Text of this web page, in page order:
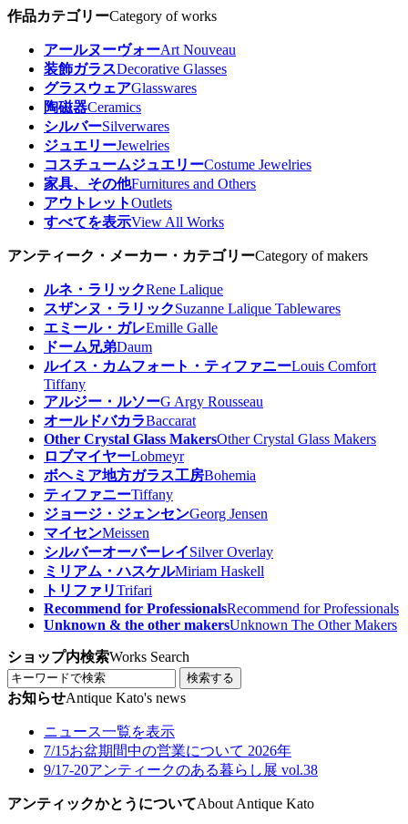
作品カテゴリーCategory of works
アールヌーヴォーArt Nouveau
装飾ガラスDecorative Glasses
グラスウェアGlasswares
陶磁器Ceramics
シルバーSilverwares
ジュエリーJewelries
コスチュームジュエリーCostume Jewelries
家具、その他Furnitures and Others
アウトレットOutlets
すべてを表示View All Works
アンティーク・メーカー・カテゴリーCategory of makers
ルネ・ラリックRene Lalique
スザンヌ・ラリックSuzanne Lalique Tablewares
エミール・ガレEmille Galle
ドーム兄弟Daum
ルイス・カムフォート・ティファニーLouis Comfort
Tiffany
アルジー・ルソーG Argy Rousseau
オールドバカラBaccarat
Other Crystal Glass MakersOther Crystal Glass Makers
ロブマイヤーLobmeyr
ボヘミア地方ガラス工房Bohemia
ティファニーTiffany
ジョージ・ジェンセンGeorg Jensen
マイセンMeissen
シルバーオーバーレイSilver Overlay
ミリアム・ハスケルMiriam Haskell
トリファリTrifari
Recommend for ProfessionalsRecommend for Professionals
Unknown & the other makersUnknown The Other Makers
ショップ内検索Works Search
検索する
お知らせAntique Kato's news
ニュース一覧を表示
7/15お盆期間中の営業について 2026年
9/17-20アンティークのある暮らし展 vol.38
アンティックかとうについてAbout Antique Kato